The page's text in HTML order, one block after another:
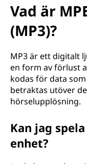
Vad är
(MP3)?
MP3 är ett digitalt
en form av förlust
kodas för data
betraktas utöver
hörselupplösning.
Kan jag
enhet?